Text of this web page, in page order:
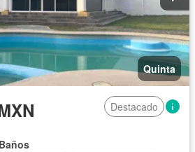
Quinta
Destacado